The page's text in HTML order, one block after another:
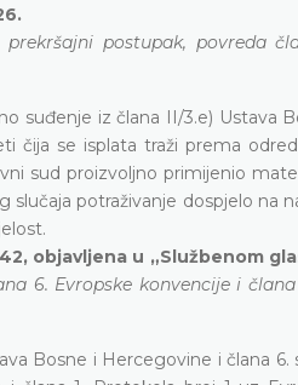
prekršajni postupak, povreda
suđenje iz člana II/3.e) Ustava
čija se isplata traži prema
sud proizvoljno primijenio
potraživanje dospjelo na
objavljena u „Službenom
6. Evropske konvencije i člana
Bosne i Hercegovine i člana 6.